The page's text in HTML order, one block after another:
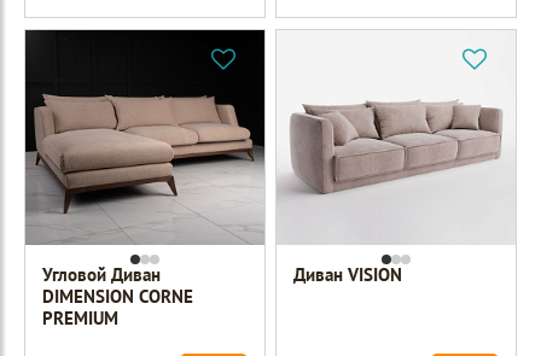
Угловой Диван
DIMENSION CORNE
PREMIUM
Диван VISION